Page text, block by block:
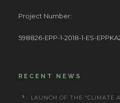
Project Number:
598826-EPP-1-2018-1-ES-
RECENT NEWS
LAUNCH OF THE “CLIMATE